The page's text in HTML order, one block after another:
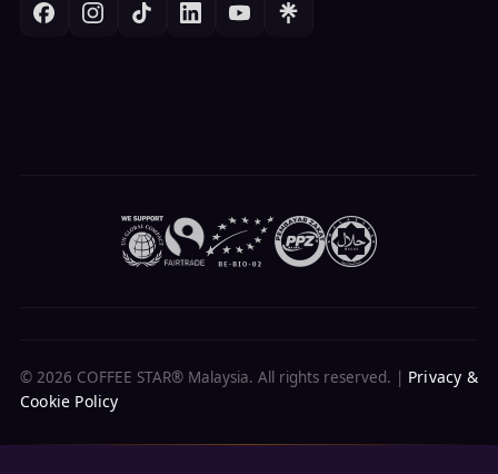
© 2026 COFFEE STAR® Malaysia. All rights reserved. | Privacy &
Cookie Policy